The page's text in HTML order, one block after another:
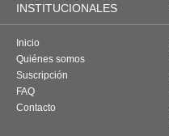
INSTITUCIONALES
Inicio
Quiénes somos
Suscripción
FAQ
Contacto